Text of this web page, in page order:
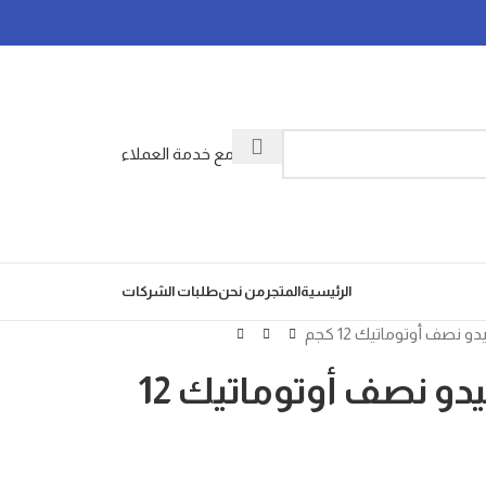
تواصل مع خدمة العملاء
الرئيسيةالمتجر من نحنطلبات الشركات
أوتوماتيك 12 كجم
غساله ملابس تورنيدو نصف أوتوماتيك 12